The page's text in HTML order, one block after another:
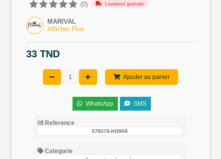
(0) Livraison gratuite
MARIVAL
Afficher Plus
33 TND
Ajouter au panier
WhatsApp SMS
Reference
578079-IH3969
Categorie